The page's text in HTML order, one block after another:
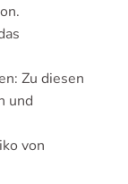
Zu diesen
und
von